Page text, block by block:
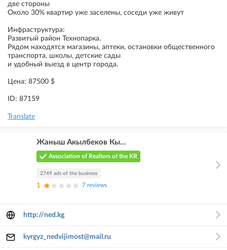
две стороны
Около 30% квартир уже заселены, соседи уже живут
Инфраструктура:
Развитый район Технопарка.
Рядом находятся магазины, аптеки, остановки общественного
транспорта, школы, детские сады
и удобный выезд в центр города.
Цена: 87500 $
ID: 87159
Translate
Жаныш Акылбеков Кы...
Association of Realtors of the KR
2749 ads of the business
1 7 reviews
http://ned.kg
kyrgyz_nedvijimost@mail.ru